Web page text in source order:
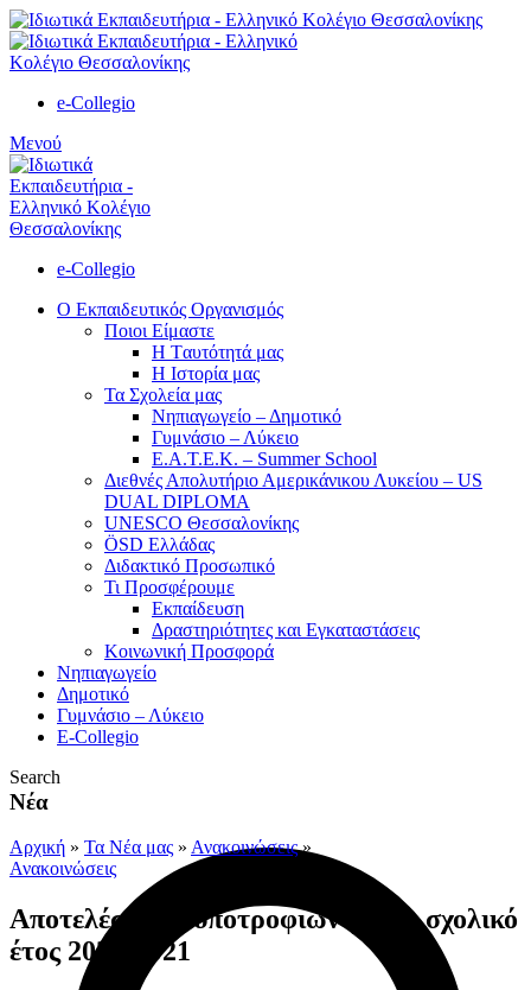
e-Collegio
Μενού
e-Collegio
Ο Εκπαιδευτικός Οργανισμός
Ποιοι Είμαστε
Η Tαυτότητά μας
Η Ιστορία μας
Τα Σχολεία μας
Νηπιαγωγείο – Δημοτικό
Γυμνάσιο – Λύκειο
Ε.Α.Τ.Ε.Κ. – Summer School
Διεθνές Απολυτήριο Αμερικάνικου Λυκείου – US
DUAL DIPLOMA
UNESCO Θεσσαλονίκης
ÖSD Ελλάδας
Διδακτικό Προσωπικό
Τι Προσφέρουμε
Eκπαίδευση
Δραστηριότητες και Εγκαταστάσεις
Κοινωνική Προσφορά
Νηπιαγωγείο
Δημοτικό
Γυμνάσιο – Λύκειο
E-Collegio
Search
Νέα
Αρχική » Τα Νέα μας » Ανακοινώσεις»
Ανακοινώσεις
Αποτελέσματα υποτροφιών για το σχολικό
έτος 2020-2021